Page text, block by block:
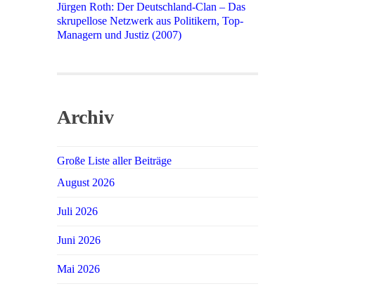
Jürgen Roth: Der Deutschland-Clan – Das
skrupellose Netzwerk aus Politikern, Top-
Managern und Justiz (2007)
Archiv
Große Liste aller Beiträge
August 2026
Juli 2026
Juni 2026
Mai 2026